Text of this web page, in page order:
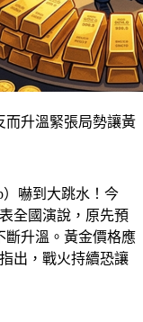
全國演說，原先預
升溫。黃金價格應
出，戰火持續恐讓